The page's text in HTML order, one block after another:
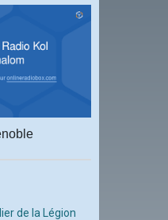
de la Légion